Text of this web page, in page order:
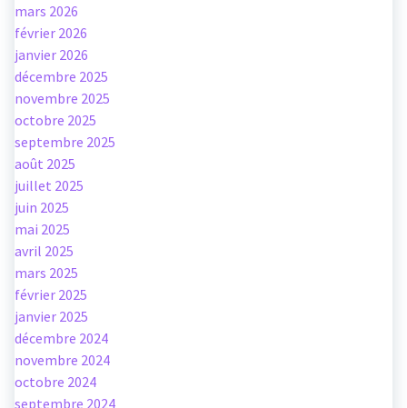
mars 2026
février 2026
janvier 2026
décembre 2025
novembre 2025
octobre 2025
septembre 2025
août 2025
juillet 2025
juin 2025
mai 2025
avril 2025
mars 2025
février 2025
janvier 2025
décembre 2024
novembre 2024
octobre 2024
septembre 2024